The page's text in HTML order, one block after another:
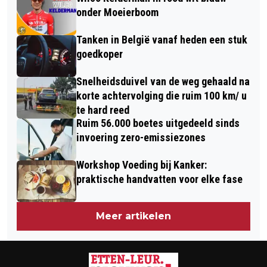
DAALT MET 10 TOT 170
onder Moeierboom
Tanken in België vanaf heden een stuk
goedkoper
Snelheidsduivel van de weg gehaald na
korte achtervolging die ruim 100 km/ u
te hard reed
Ruim 56.000 boetes uitgedeeld sinds
invoering zero-emissiezones
Workshop Voeding bij Kanker:
praktische handvatten voor elke fase
Meer artikelen